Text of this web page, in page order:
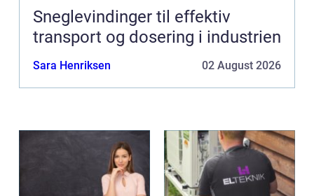
Sneglevindinger til effektiv
transport og dosering i industrien
Sara Henriksen 02 August 2026